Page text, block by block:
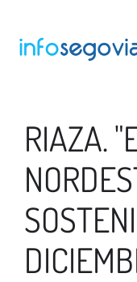
RIAZA.